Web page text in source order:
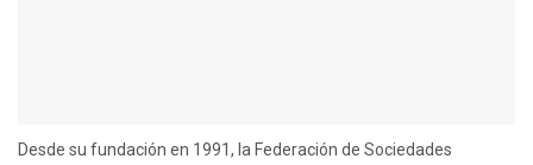
Desde su fundación en 1991, la Federación de Sociedades